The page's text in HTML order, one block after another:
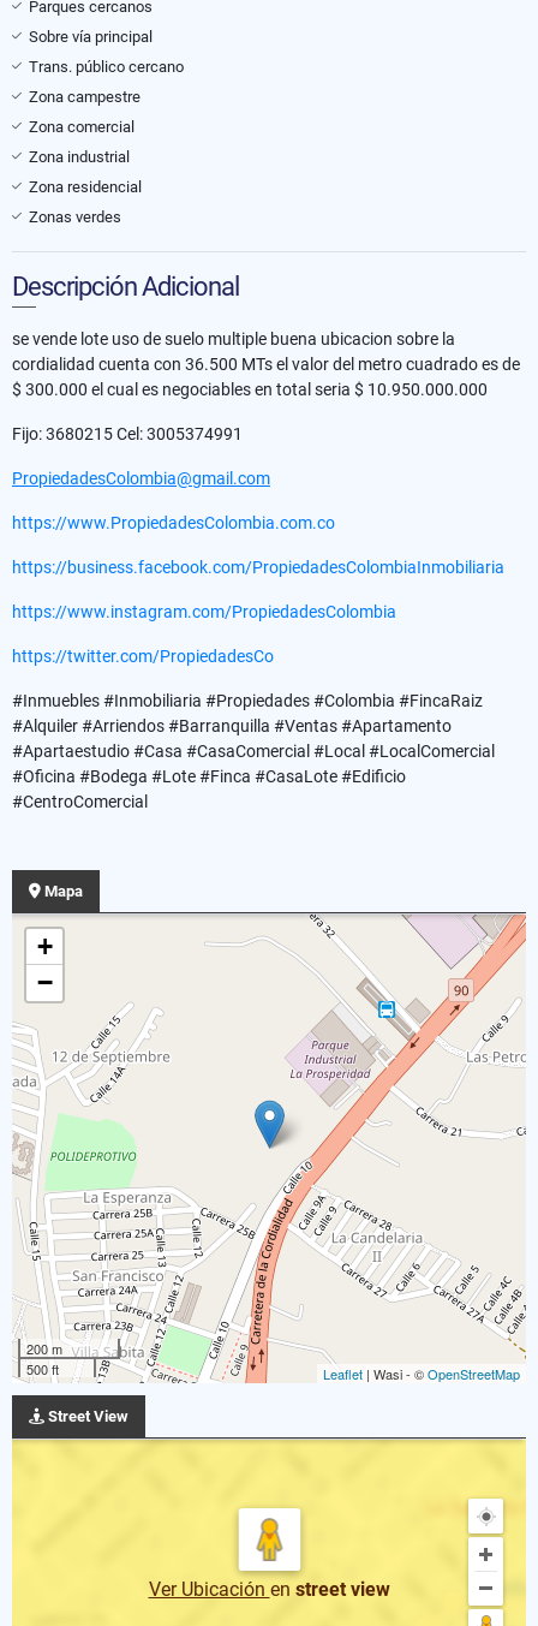
Parques cercanos
Sobre vía principal
Trans. público cercano
Zona campestre
Zona comercial
Zona industrial
Zona residencial
Zonas verdes
Descripción Adicional
se vende lote uso de suelo multiple buena ubicacion sobre la
cordialidad cuenta con 36.500 MTs el valor del metro cuadrado es de
$ 300.000 el cual es negociables en total seria $ 10.950.000.000
Fijo: 3680215 Cel: 3005374991
PropiedadesColombia@gmail.com
https://www.PropiedadesColombia.com.co
https://business.facebook.com/PropiedadesColombiaInmobiliaria
https://www.instagram.com/PropiedadesColombia
https://twitter.com/PropiedadesCo
#Inmuebles #Inmobiliaria #Propiedades #Colombia #FincaRaiz
#Alquiler #Arriendos #Barranquilla #Ventas #Apartamento
#Apartaestudio #Casa #CasaComercial #Local #LocalComercial
#Oficina #Bodega #Lote #Finca #CasaLote #Edificio
#CentroComercial
Mapa
+
−
200 m
500 ft
Leaflet | Wasi - ©OpenStreetMap
Street View
Ver Ubicación en street view